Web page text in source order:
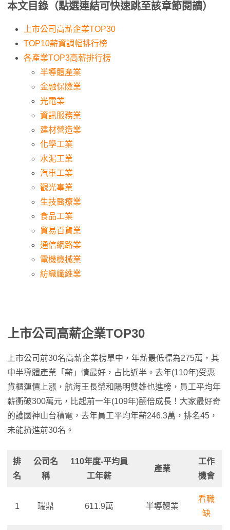
本文目錄（點選連結可快速跳至該章節閱讀）
上市公司高薪企業TOP30
TOP10薪資調幅排行榜
各產業TOP3高薪排行榜
半導體產業
金融保險業
光電業
資訊服務業
建材營造業
化學工業
水泥工業
汽車工業
觀光事業
生技醫療業
食品工業
貿易百貨業
通信網路業
電機機械業
紡織纖維業
上市公司高薪企業TOP30
上市公司前30名高薪企業榜單中，年薪最低標為275萬，其
中半導體產業「薪」情最好，占比近半。去年(110年)受惠
貨櫃運價上漲，航海王長榮和陽明雙雄也進榜，員工平均年
薪衝破300萬元，比起前一年(109年)翻倍成長！大家最好奇
的護國神山台積電，去年員工平均年薪246.3萬，排名45，
未能擠進前30名。
排
名
公司名
稱
110年度-平均員
工年薪
產業
工作
機會
1 瑞鼎 611.9萬 半導體業
看職
缺